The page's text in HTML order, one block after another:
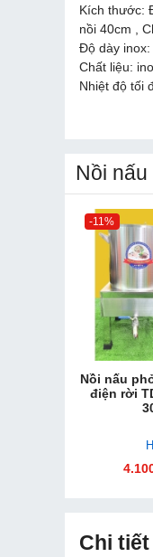
Kích thước:
nồi 40cm ,
Độ dày inox:
Chất liệu:
Nhiệt độ tối
Nồi
-11%
Nồi nấu
điện rời
Chi